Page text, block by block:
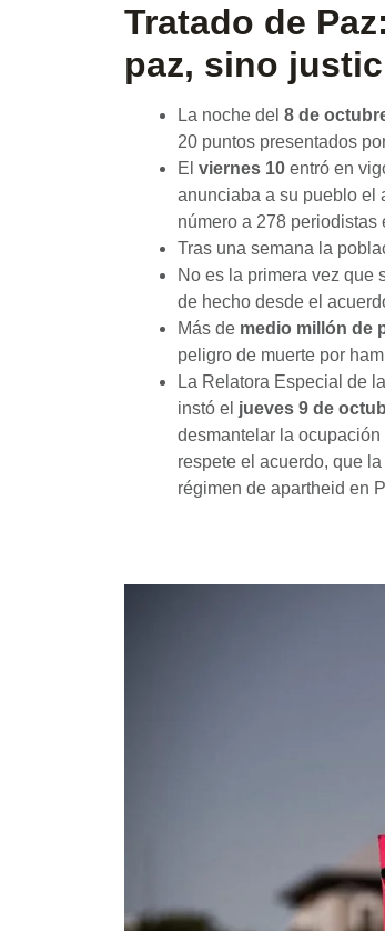
Tratado de Paz:
paz, sino
La noche del 8 de
20 puntos presentados
El viernes 10 entró en
anunciaba a su pueblo el
número a 278
Tras una semana la
No es la primera vez que
de hecho desde el
Más de medio millón de
peligro de muerte por
La Relatora Especial de
instó el jueves 9 de
desmantelar la
respete el acuerdo, que
régimen de apartheid en